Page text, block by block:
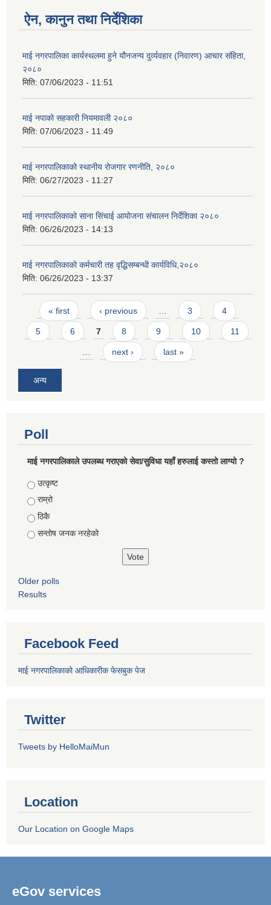
ऐन, कानुन तथा निर्देशिका
माई नगरपालिका कार्यस्थलमा हुने यौनजन्य दुर्व्यवहार (निवारण) आचार संहिता,
२०८०
मिति: 07/06/2023 - 11:51
माई नपाको सहकारी नियमावली २०८०
मिति: 07/06/2023 - 11:49
माई नगरपालिकाको स्थानीय रोजगार रणनीति, २०८०
मिति: 06/27/2023 - 11:27
माई नगरपालिकाको साना सिंचाई आयोजना संचालन निर्देशिका २०८०
मिति: 06/26/2023 - 14:13
माई नगरपालिकाको कर्मचारी तह वृद्धिसम्बन्धी कार्यविधि,२०८०
मिति: 06/26/2023 - 13:37
Pages
« first ‹ previous … 3 4
5 6 7 8 9 10 11
… next › last »
अन्य
Poll
माई नगरपालिकाले उपलब्ध गराएको सेवा/सुविधा यहाँ हरुलाई कस्तो लाग्यो ?
Choices
उत्कृष्ट
राम्रो
ठिकै
सन्तोष जनक नरहेको
Older polls
Results
Facebook Feed
माई नगरपालिकाको आधिकारीक फेसबुक पेज
Twitter
Tweets by HelloMaiMun
Location
Our Location on Google Maps
eGov services